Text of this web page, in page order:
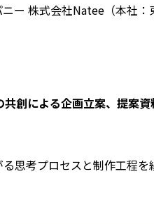
ー 株式会社Natee（本社
創による企画立案、提案
思考プロセスと制作工程